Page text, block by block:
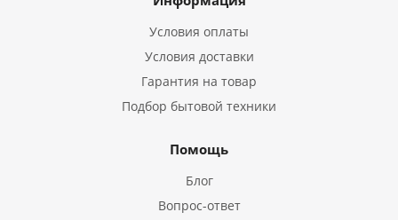
Условия оплаты
Условия доставки
Гарантия на товар
Подбор бытовой техники
Помощь
Блог
Вопрос-ответ